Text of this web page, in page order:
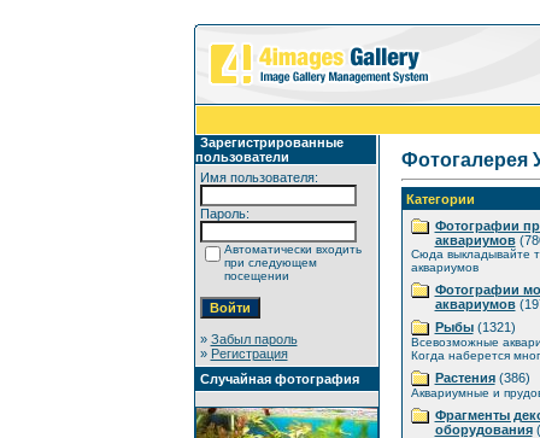
Зарегистрированные
пользователи
Имя пользователя:
Пароль:
Автоматически входить
при следующем
посещении
» Забыл пароль
» Регистрация
Случайная фотография
Фотогалерея
Категории
Фотографии
аквариумов
Сюда выкладывайте
аквариумов
Фотографии
аквариумов
Рыбы(1321)
Всевозможные
Когда наберется
Растения(386)
Аквариумные и
Фрагменты
оборудования